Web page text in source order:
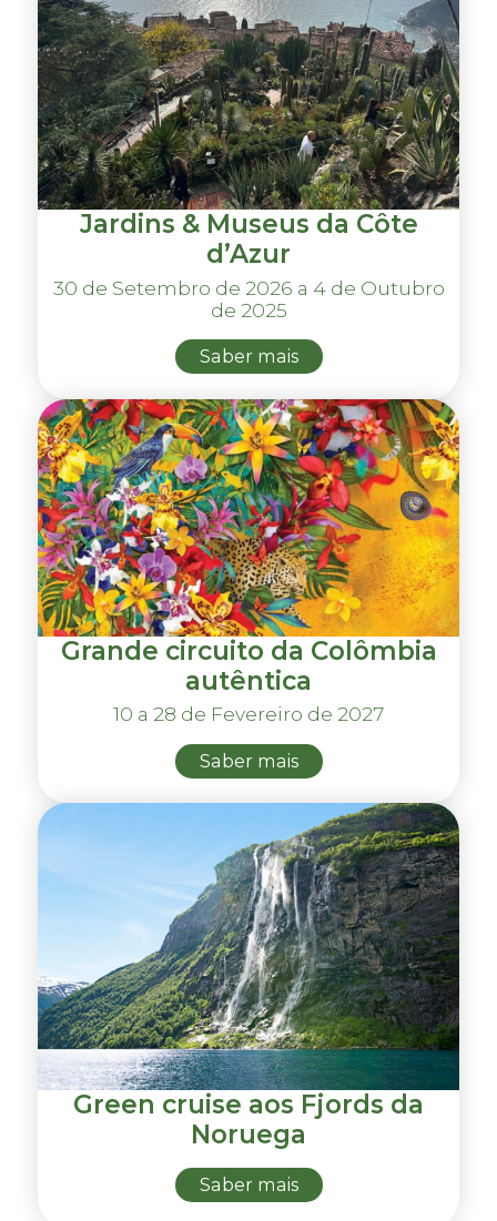
Jardins & Museus da Côte
d’Azur
30 de Setembro de 2026 a 4 de Outubro
de 2025
Saber mais
Grande circuito da Colômbia
autêntica
10 a 28 de Fevereiro de 2027
Saber mais
Green cruise aos Fjords da
Noruega
Saber mais